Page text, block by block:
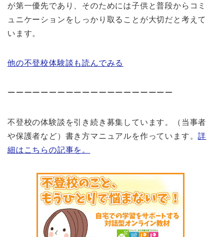
が第一優先であり、そのためには子供と普段からコミ
ュニケーションをしっかり取ることが大切だと考えて
います。
他の不登校体験談も読んでみる
ーーーーーーーーーーーーーーーーーーーー
不登校の体験談を引き続き募集しています。（当事者
や保護者など）書き方マニュアルを作っています。詳
細はこちらの記事を。